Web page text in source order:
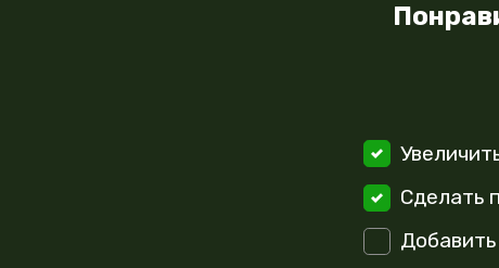
Сделать